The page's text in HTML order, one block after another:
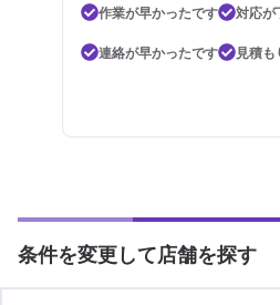
作業が早かったです
対応が
連絡が早かったです
見積
条件を変更して店舗を探す